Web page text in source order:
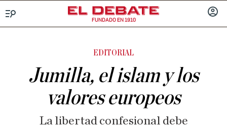
FUNDADO EN 1910
EDITORIAL
Jumilla, el islam y los
valores europeos
La libertad confesional debe